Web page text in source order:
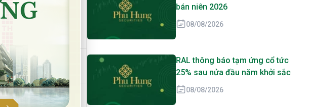
Mới
61,750
137,200 HNX
bán niên 2026
08/08/2026
RAL thông báo tạm ứng cổ tức
25% sau nửa đầu năm khởi sắc
08/08/2026